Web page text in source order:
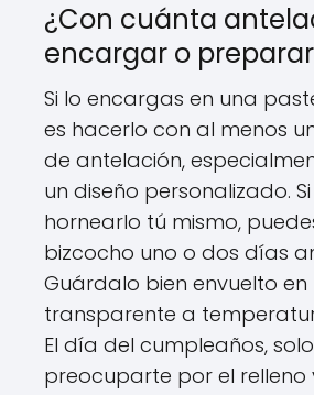
¿Con cuánta
encargar o
Si lo encargas en una
es hacerlo con al menos
de antelación,
un diseño personalizado.
hornearlo tú mismo,
bizcocho uno o dos días
Guárdalo bien envuelto en
transparente a
El día del cumpleaños,
preocuparte por el relleno